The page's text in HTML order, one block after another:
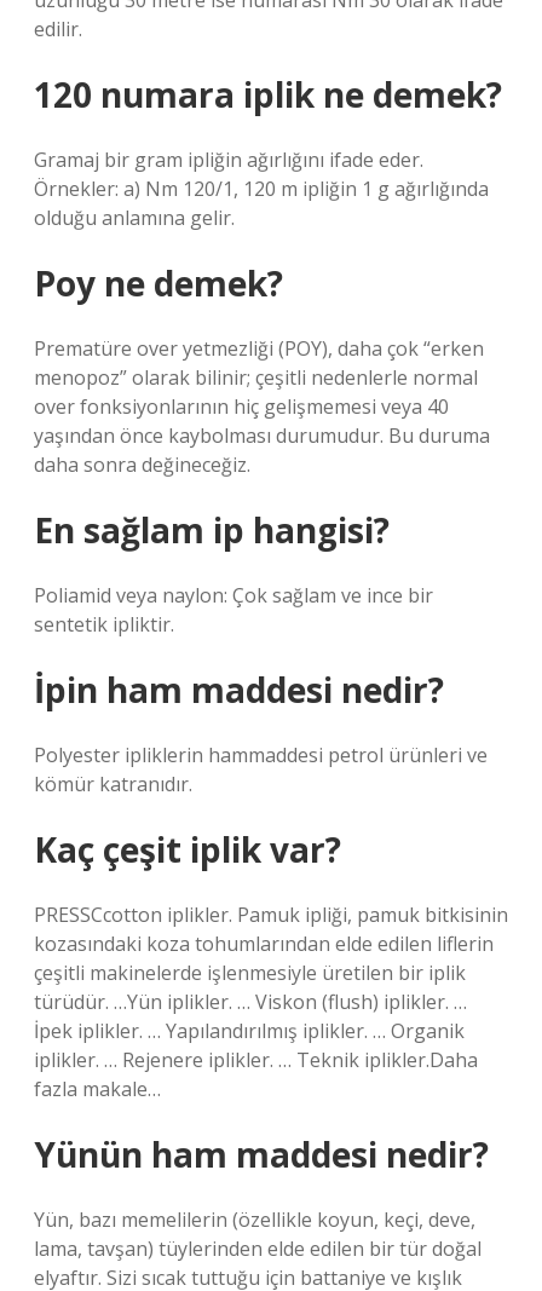
edilir.
120 numara iplik ne demek?
Gramaj bir gram ipliğin ağırlığını ifade eder.
Örnekler: a) Nm 120/1, 120 m ipliğin 1 g ağırlığında
olduğu anlamına gelir.
Poy ne demek?
Prematüre over yetmezliği (POY), daha çok “erken
menopoz” olarak bilinir; çeşitli nedenlerle normal
over fonksiyonlarının hiç gelişmemesi veya 40
yaşından önce kaybolması durumudur. Bu duruma
daha sonra değineceğiz.
En sağlam ip hangisi?
Poliamid veya naylon: Çok sağlam ve ince bir
sentetik ipliktir.
İpin ham maddesi nedir?
Polyester ipliklerin hammaddesi petrol ürünleri ve
kömür katranıdır.
Kaç çeşit iplik var?
PRESSCcotton iplikler. Pamuk ipliği, pamuk bitkisinin
kozasındaki koza tohumlarından elde edilen liflerin
çeşitli makinelerde işlenmesiyle üretilen bir iplik
türüdür. …Yün iplikler. … Viskon (flush) iplikler. …
İpek iplikler. … Yapılandırılmış iplikler. … Organik
iplikler. … Rejenere iplikler. … Teknik iplikler.Daha
fazla makale…
Yünün ham maddesi nedir?
Yün, bazı memelilerin (özellikle koyun, keçi, deve,
lama, tavşan) tüylerinden elde edilen bir tür doğal
elyaftır. Sizi sıcak tuttuğu için battaniye ve kışlık